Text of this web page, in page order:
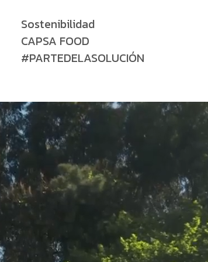
Sostenibilidad
CAPSA FOOD
#PARTEDELASOLUCIÓN